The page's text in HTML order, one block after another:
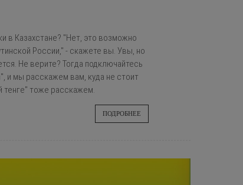
в Казахстане? "Нет, это возможно
России," - скажете вы. Увы, но
Не верите? Тогда подключайтесь
и мы расскажем вам, куда не стоит
тенге" тоже расскажем.
ПОДРОБНЕЕ